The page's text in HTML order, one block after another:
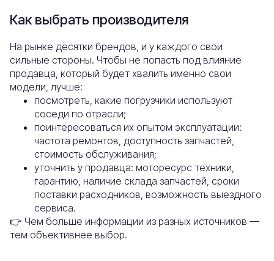
Как выбрать производителя
На рынке десятки брендов, и у каждого свои
сильные стороны. Чтобы не попасть под влияние
продавца, который будет хвалить именно свои
модели, лучше:
посмотреть, какие погрузчики используют
соседи по отрасли;
поинтересоваться их опытом эксплуатации:
частота ремонтов, доступность запчастей,
стоимость обслуживания;
уточнить у продавца: моторесурс техники,
гарантию, наличие склада запчастей, сроки
поставки расходников, возможность выездного
сервиса.
👉 Чем больше информации из разных источников —
тем объективнее выбор.